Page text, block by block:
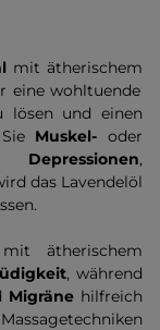
mit ätherischem
eine wohltuende
lösen und einen
Muskel- oder
Depressionen,
das Lavendelöl
ätherischem
, während
Migräne hilfreich